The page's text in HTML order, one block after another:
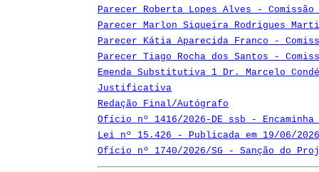
Parecer Roberta Lopes Alves -
Parecer Marlon Siqueira Rodrigues
Parecer Kátia Aparecida Franco -
Parecer Tiago Rocha dos Santos -
Emenda Substitutiva 1 Dr. Marcelo Condé
Justificativa
Redação Final/Autógrafo
Ofício nº 1416/2026-DE ssb -
Lei nº 15.426 - Publicada em 19/06/2026
Ofício nº 1740/2026/SG - Sanção do